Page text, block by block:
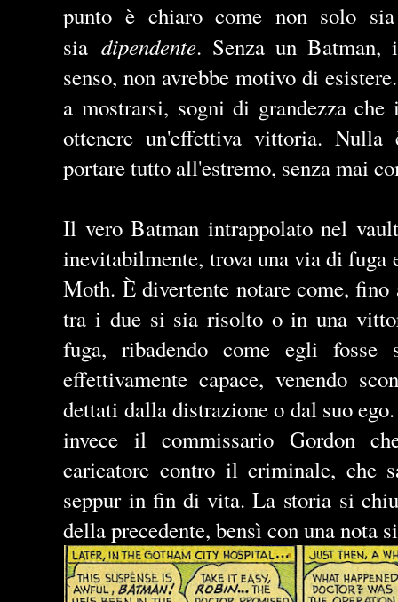
punto è chiaro come non solo
sia dipendente. Senza un Batman,
senso, non avrebbe motivo di
a mostrarsi, sogni di grandezza
ottenere un'effettiva vittoria. Nulla
portare tutto all'estremo, senza mai
Il vero Batman intrappolato nel
inevitabilmente, trova una via di fuga
Moth. È divertente notare come,
tra i due si sia risolto o in una
fuga, ribadendo come egli fosse
effettivamente capace, venendo
dettati dalla distrazione o dal suo
invece il commissario Gordon
caricatore contro il criminale, che
seppur in fin di vita. La storia si
della precedente, bensì con una nota